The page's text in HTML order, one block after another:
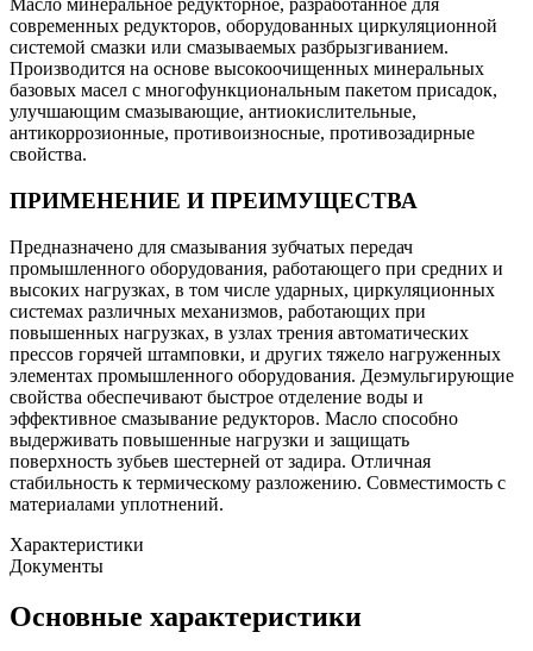
Масло минеральное редукторное, разработанное для
современных редукторов, оборудованных циркуляционной
системой смазки или смазываемых разбрызгиванием.
Производится на основе высокоочищенных минеральных
базовых масел с многофункциональным пакетом присадок,
улучшающим смазывающие, антиокислительные,
антикоррозионные, противоизносные, противозадирные
свойства.
ПРИМЕНЕНИЕ И ПРЕИМУЩЕСТВА
Предназначено для смазывания зубчатых передач
промышленного оборудования, работающего при средних и
высоких нагрузках, в том числе ударных, циркуляционных
системах различных механизмов, работающих при
повышенных нагрузках, в узлах трения автоматических
прессов горячей штамповки, и других тяжело нагруженных
элементах промышленного оборудования. Деэмульгирующие
свойства обеспечивают быстрое отделение воды и
эффективное смазывание редукторов. Масло способно
выдерживать повышенные нагрузки и защищать
поверхность зубьев шестерней от задира. Отличная
стабильность к термическому разложению. Совместимость с
материалами уплотнений.
Характеристики
Документы
Основные характеристики